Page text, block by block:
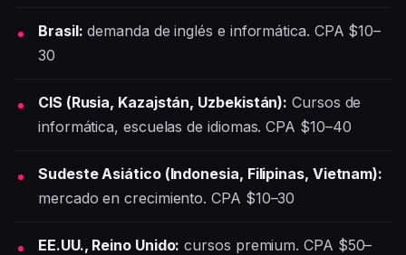
Brasil: demanda de inglés e informática. CPA $10–
30
CIS (Rusia, Kazajstán, Uzbekistán): Cursos de
informática, escuelas de idiomas. CPA $10–40
Sudeste Asiático (Indonesia, Filipinas, Vietnam):
mercado en crecimiento. CPA $10–30
EE.UU., Reino Unido: cursos premium. CPA $50–